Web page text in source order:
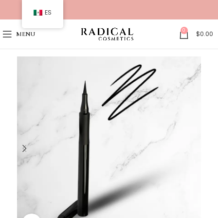
MENU 0 $0.00
ES